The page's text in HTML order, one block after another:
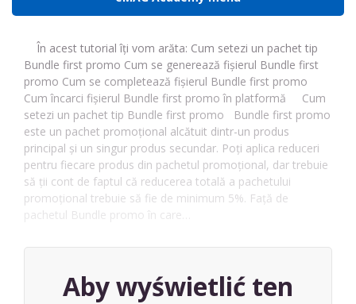
În acest tutorial îți vom arăta: Cum setezi un pachet tip
Bundle first promo Cum se generează fișierul Bundle first
promo Cum se completează fișierul Bundle first promo
Cum încarci fișierul Bundle first promo în platformă Cum
setezi un pachet tip Bundle first promo Bundle first promo
este un pachet promoțional alcătuit dintr-un produs
principal și un singur produs secundar. Poți aplica reduceri
pentru fiecare produs din pachetul promoțional, dar trebuie
să ții cont de faptul că reducerea totală a pachetului
promoțional trebuie să fie de minimum 5%. Față de
pachetul Bundle promo în care…
Aby wyświetlić ten